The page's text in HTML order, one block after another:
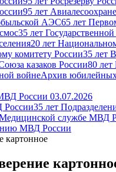
95 лет
АЭС65 лет
35 лет
20 лет
комитету России35 лет
казаков России80
войнеАрхив
России 03.07.2026
35 лет
Медицинской службе МВД
МВД России
картонное